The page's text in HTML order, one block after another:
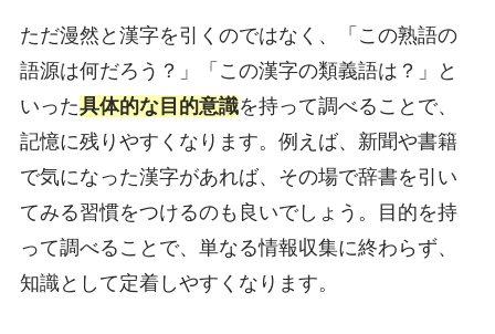
ただ漫然と漢字を引くのではなく、「この熟語の
語源は何だろう？」「この漢字の類義語は？」と
いった具体的な目的意識を持って調べることで、
記憶に残りやすくなります。例えば、新聞や書籍
で気になった漢字があれば、その場で辞書を引い
てみる習慣をつけるのも良いでしょう。目的を持
って調べることで、単なる情報収集に終わらず、
知識として定着しやすくなります。